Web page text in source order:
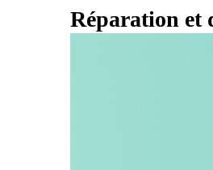
Réparation et